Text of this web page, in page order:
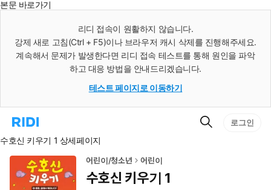
본문 바로가기
리디 접속이 원활하지 않습니다.
강제 새로 고침(Ctrl + F5)이나 브라우저 캐시 삭제를 진행해주세요.
계속해서 문제가 발생한다면 리디 접속 테스트를 통해 원인을 파악
하고 대응 방법을 안내드리겠습니다.
테스트 페이지로 이동하기
리
홈
로
이
동
검
로그인
수호신 키우기 1 상세페이지
어린이/청소년 어린이
수호신 키우기 1